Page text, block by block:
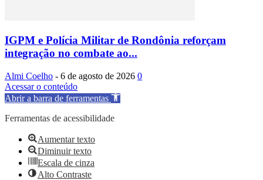
IGPM e Polícia Militar de Rondônia reforçam
integração no combate ao...
Almi Coelho - 6 de agosto de 2026 0
Acessar o conteúdo
Abrir a barra de ferramentas
Ferramentas de acessibilidade
Aumentar texto
Diminuir texto
Escala de cinza
Alto Contraste